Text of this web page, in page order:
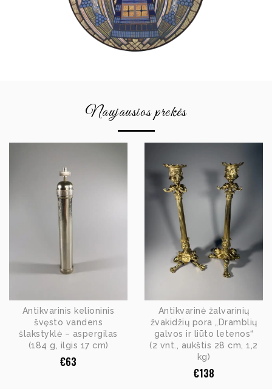
Naujausios prekės
Antikvarinis kelioninis
švęsto vandens
šlakstyklė – aspergilas
(184 g, ilgis 17 cm)
€63
Antikvarinė žalvarinių
žvakidžių pora „Dramblių
galvos ir liūto letenos“
(2 vnt., aukštis 28 cm, 1,2
kg)
€138